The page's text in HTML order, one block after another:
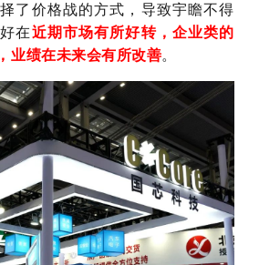
了价格战的方式，导致宇瞻不得
在近期市场有所好转，企业类的
业绩在未来会有所改善。